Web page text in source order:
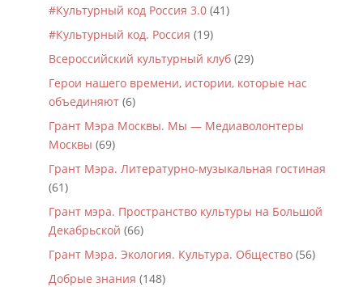
#Культурный код Россия 3.0(41)
#Культурный код. Россия (19)
Всероссийский культурный клуб(29)
Герои нашего времени, истории, которые нас
объединяют(6)
Грант Мэра Москвы. Мы — Медиаволонтеры
Москвы (69)
Грант Мэра. Литературно-музыкальная гостиная
(61)
Грант мэра. Пространство культуры на Большой
Декабрьской (66)
Грант Мэра. Экология. Культура. Общество(56)
Добрые знания (148)